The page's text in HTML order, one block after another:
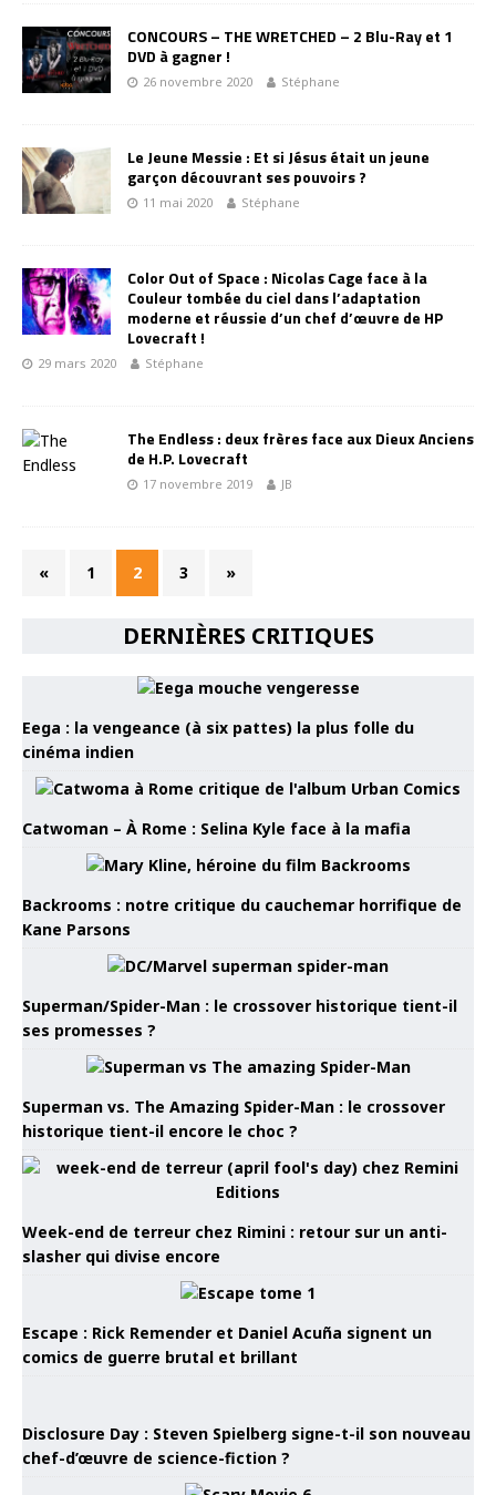
CONCOURS – THE WRETCHED – 2 Blu-Ray et 1
DVD à gagner !
26 novembre 2020 Stéphane
Le Jeune Messie : Et si Jésus était un jeune
garçon découvrant ses pouvoirs ?
11 mai 2020 Stéphane
Color Out of Space : Nicolas Cage face à la
Couleur tombée du ciel dans l’adaptation
moderne et réussie d’un chef d’œuvre de HP
Lovecraft !
29 mars 2020 Stéphane
The Endless : deux frères face aux Dieux Anciens
de H.P. Lovecraft
17 novembre 2019 JB
« 1 2 3 »
DERNIÈRES CRITIQUES
Eega : la vengeance (à six pattes) la plus folle du
cinéma indien
Catwoman – À Rome : Selina Kyle face à la mafia
Backrooms : notre critique du cauchemar horrifique de
Kane Parsons
Superman/Spider-Man : le crossover historique tient-il
ses promesses ?
Superman vs. The Amazing Spider-Man : le crossover
historique tient-il encore le choc ?
Week-end de terreur chez Rimini : retour sur un anti-
slasher qui divise encore
Escape : Rick Remender et Daniel Acuña signent un
comics de guerre brutal et brillant
Disclosure Day : Steven Spielberg signe-t-il son nouveau
chef-d’œuvre de science-fiction ?